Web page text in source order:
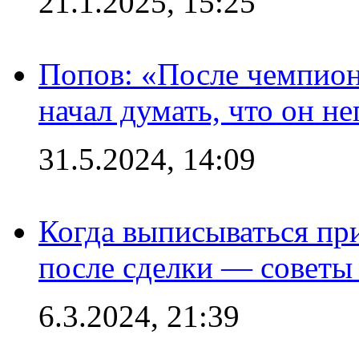
Попов: «После
начал думать, что он
31.5.2024, 14:09
Когда выписываться
после сделки —
6.3.2024, 21:39